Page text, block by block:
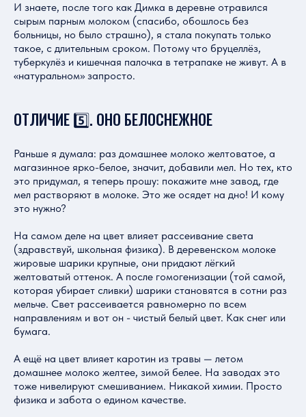
И знаете, после того как Димка в деревне отравился
сырым парным молоком (спасибо, обошлось без
больницы, но было страшно), я стала покупать только
такое, с длительным сроком. Потому что бруцеллёз,
туберкулёз и кишечная палочка в тетрапаке не живут. А в
«натуральном» запросто.
ОТЛИЧИЕ 5️⃣. ОНО БЕЛОСНЕЖНОЕ
Раньше я думала: раз домашнее молоко желтоватое, а
магазинное ярко-белое, значит, добавили мел. Но тех, кто
это придумал, я теперь прошу: покажите мне завод, где
мел растворяют в молоке. Это же осядет на дно! И кому
это нужно?
На самом деле на цвет влияет рассеивание света
(здравствуй, школьная физика). В деревенском молоке
жировые шарики крупные, они придают лёгкий
желтоватый оттенок. А после гомогенизации (той самой,
которая убирает сливки) шарики становятся в сотни раз
мельче. Свет рассеивается равномерно по всем
направлениям и вот он - чистый белый цвет. Как снег или
бумага.
А ещё на цвет влияет каротин из травы — летом
домашнее молоко желтее, зимой белее. На заводах это
тоже нивелируют смешиванием. Никакой химии. Просто
физика и забота о едином качестве.